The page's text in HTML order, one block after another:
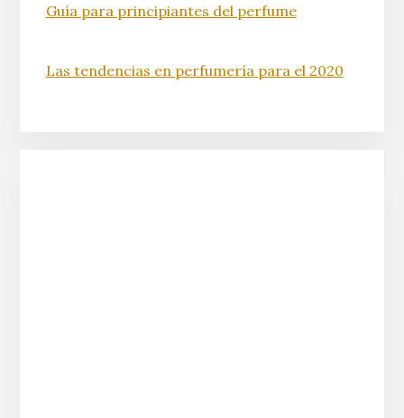
Guía para principiantes del perfume
Las tendencias en perfumería para el 2020